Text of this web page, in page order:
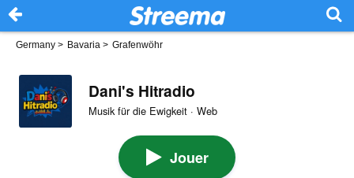
Germany > Bavaria > Grafenwöhr
Dani's Hitradio
Musik für die Ewigkeit · Web
Jouer